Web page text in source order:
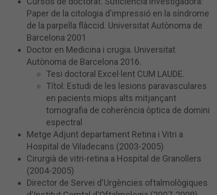
Paper de la citologia d'impressió en la síndrome
de la parpella flàccid. Universitat Autònoma de
Barcelona 2001
Doctor en Medicina i crugia. Universitat
Autònoma de Barcelona 2016.
Tesi doctoral Excel·lent CUM LAUDE.
Títol: Estudi de les lesions paravasculares
en pacients miops alts mitjançant
tomografia de coherència òptica de domini
espectral
Metge Adjunt departament Retina i Vitri a
Hospital de Viladecans (2003-2005)
Cirurgià de vitri-retina a Hospital de Granollers
(2004-2005)
Director de Servei d'Urgències oftalmològiques